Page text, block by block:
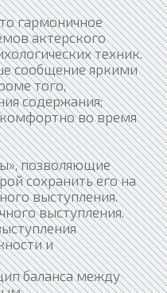
гармоничное
актерского
техник.
сообщение яркими
того,
содержания;
комфортно во время
позволяющие
сохранить его на
выступления.
выступления.
и
баланса между